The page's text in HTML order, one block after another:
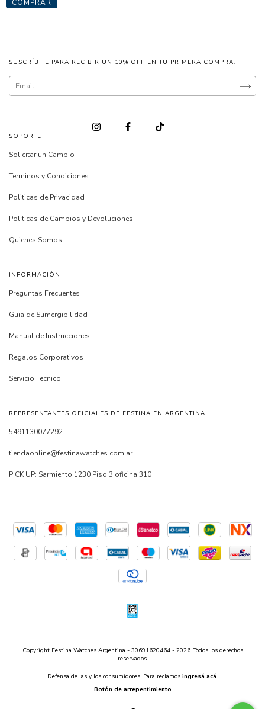
SUSCRÍBITE PARA RECIBIR UN 10% OFF EN TU PRIMERA COMPRA.
SOPORTE
Solicitar un Cambio
Terminos y Condiciones
Politicas de Privacidad
Politicas de Cambios y Devoluciones
Quienes Somos
INFORMACIÓN
Preguntas Frecuentes
Guia de Sumergibilidad
Manual de Instrucciones
Regalos Corporativos
Servicio Tecnico
REPRESENTANTES OFICIALES DE FESTINA EN ARGENTINA.
5491130077292
tiendaonline@festinawatches.com.ar
PICK UP: Sarmiento 1230 Piso 3 oficina 310
Copyright Festina Watches Argentina - 30691620464 - 2026. Todos los derechos
reservados.
Defensa de las y los consumidores. Para reclamos ingresá acá.
Botón de arrepentimiento